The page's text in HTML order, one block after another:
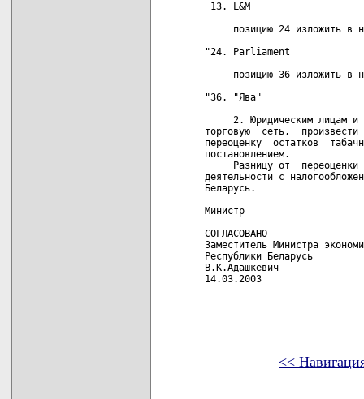
13. L&M
позицию 24 изложить в
"24. Parliament
позицию 36 изложить в
"36. "Ява"
2. Юридическим лицам и
торговую  сеть,
переоценку  остатков
постановлением.
Разницу от  переоценки
деятельности с
Беларусь.
Министр
СОГЛАСОВАНО
Заместитель Министра
Республики Беларусь
В.К.Адашкевич
14.03.2003
<<